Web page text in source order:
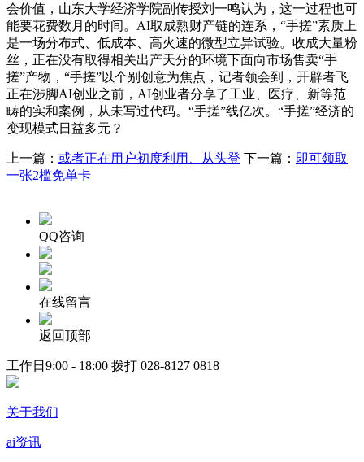
会价值，山东大学经济学院副传授刘一鸣认为，这一过程也可
能要花费数月的时间。AI取成熟财产链的连系，“手搓”素质上
是一场分布式、低成本、高火速的微型立异试验。收成大量粉
丝，正在没有取得相关出产天分的环境下面向市场售卖“手
搓”产物，“手搓”以个别创意为焦点，记者领会到，开辟者飞
正在涉脚AI创业之前，AI创业者分享了工业、医疗、新等范
畴的实和案例，从未写过代码。“手搓”线亿次。“手搓”经济的
变现模式日益多元？
上一篇： 或者正在用户初度利用、从头登 下一篇： 即可领取
一张2槛免单卡
QQ咨询
在线留言
返回顶部
工作日9:00 - 18:00 拨打 028-8127 0818
关于我们
ai资讯